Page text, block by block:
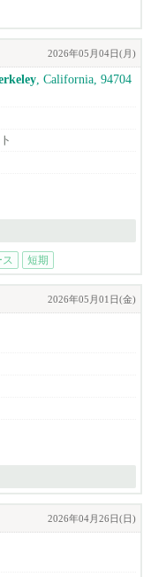
2026年05月04日(月)
, California, 94704
ス 短期
2026年05月01日(金)
2026年04月26日(日)